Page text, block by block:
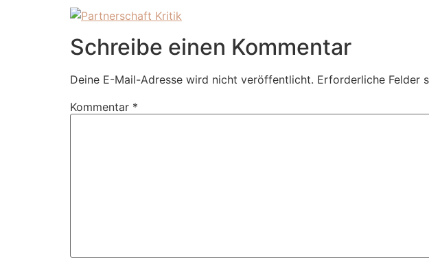
Schreibe einen Kommentar
Deine E-Mail-Adresse wird nicht veröffentlicht. Erforderliche Felder
Kommentar *